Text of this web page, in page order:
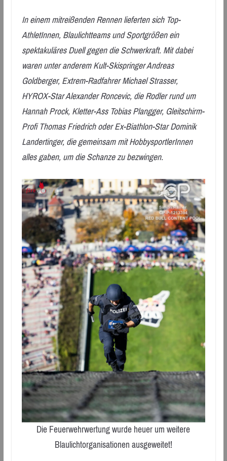
In einem mitreißenden Rennen lieferten sich Top-
AthletInnen, Blaulichtteams und Sportgrößen ein
spektakuläres Duell gegen die Schwerkraft. Mit dabei
waren unter anderem Kult-Skispringer Andreas
Goldberger, Extrem-Radfahrer Michael Strasser,
HYROX-Star Alexander Roncevic, die Rodler rund um
Hannah Prock, Kletter-Ass Tobias Plangger, Gleitschirm-
Profi Thomas Friedrich oder Ex-Biathlon-Star Dominik
Landertinger, die gemeinsam mit HobbysportlerInnen
alles gaben, um die Schanze zu bezwingen.
Die Feuerwehrwertung wurde heuer um weitere
Blaulichtorganisationen ausgeweitet!